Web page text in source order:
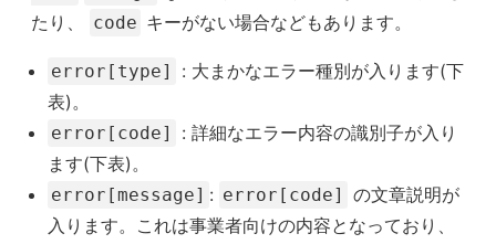
たり、
code キーがない場合などもあります。
error[type]
: 大まかなエラー種別が入ります(下
表)。
error[code]
: 詳細なエラー内容の識別子が入り
ます(下表)。
error[message] : error[code]
の文章説明が
入ります。これは事業者向けの内容となっており、